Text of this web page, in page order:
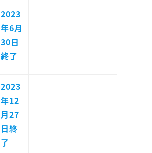
2023
年6月
30日
終了
2023
年12
月27
日終
了